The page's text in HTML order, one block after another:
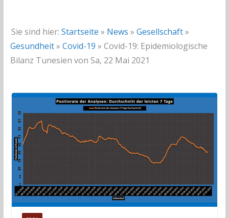
Sie sind hier: Startseite » News » Gesellschaft»
Gesundheit» Covid-19 » Covid-19: Epidemiologische
Bilanz Tunesien von Sa, 22 Mai 2021